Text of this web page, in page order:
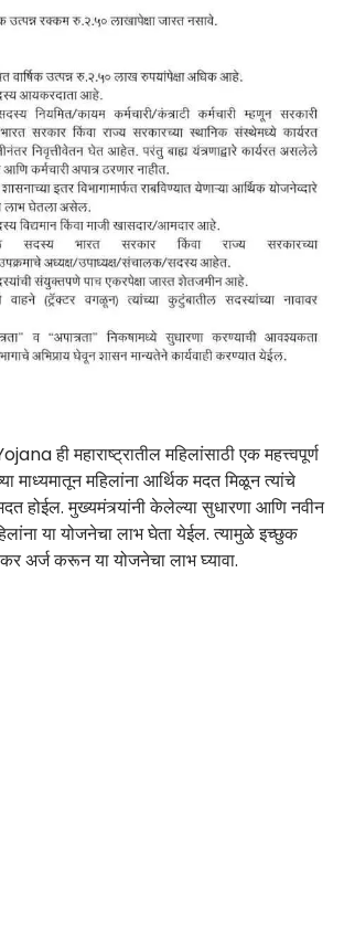
ही महाराष्ट्रातील महिलांसाठी एक महत्त्वपूर्ण
माध्यमातून महिलांना आर्थिक मदत मिळून त्यांचे
होईल. मुख्यमंत्र्यांनी केलेल्या सुधारणा आणि नवीन
या योजनेचा लाभ घेता येईल. त्यामुळे इच्छुक
अर्ज करून या योजनेचा लाभ घ्यावा.